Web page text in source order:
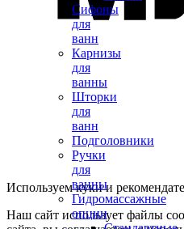
Сифоны
для
ванн
Карнизы
для
ванны
Шторки
для
ванн
Подголовники
Ручки
для
ванны
Гидромассажные
опции
Используем куки и
Наш сайт использует файлы